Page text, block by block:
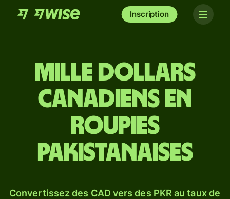
Inscription
mille dollars
canadiens en
roupies
pakistanaises
Convertissez des CAD vers des PKR au taux de